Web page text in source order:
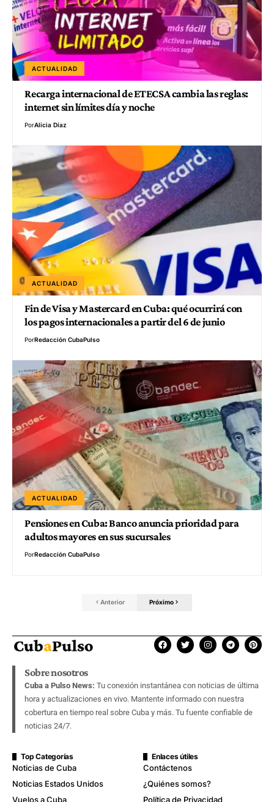
ACTUALIDAD
Recarga internacional de ETECSA cambia las reglas:
internet sin límites día y noche
PorAlicia Díaz
ACTUALIDAD
Fin de Visa y Mastercard en Cuba: qué ocurrirá con
los pagos internacionales a partir del 6 de junio
PorRedacción CubaPulso
ACTUALIDAD
Pensiones en Cuba: Banco anuncia prioridad para
adultos mayores en sus sucursales
PorRedacción CubaPulso
Anterior Próximo
Sobre nosotros
Cuba a Pulso News: Tu conexión instantánea con noticias de última
hora y actualizaciones en vivo. Mantente informado con nuestra
cobertura en tiempo real sobre Cuba y más. Tu fuente confiable de
noticias 24/7.
Top Categorías
Noticias de Cuba
Noticias Estados Unidos
Vuelos a Cuba
Enlaces útiles
Contáctenos
¿Quiénes somos?
Política de Privacidad